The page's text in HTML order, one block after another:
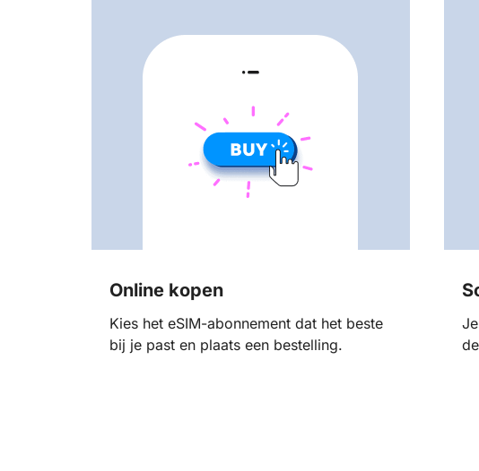
Online kopen
Kies het eSIM-abonnement dat het beste
bij je past en plaats een bestelling.